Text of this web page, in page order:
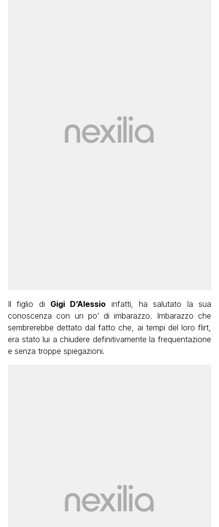
Il figlio di Gigi D’Alessio infatti, ha salutato la sua
conoscenza con un po’ di imbarazzo. Imbarazzo che
sembrerebbe dettato dal fatto che, ai tempi del loro flirt,
era stato lui a chiudere definitivamente la frequentazione
e senza troppe spiegazioni.